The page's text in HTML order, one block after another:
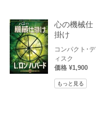
心の機械仕
掛け
コンパクト･デ
ィスク
価格 ¥1,900
もっと見る